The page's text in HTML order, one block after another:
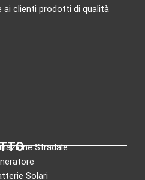
ai clienti prodotti di qualità
Stradale
Solari